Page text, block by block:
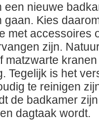
een nieuwe
gaan. Kies
met accessoires
zijn.
matzwarte
Tegelijk is het
te reinigen
de badkamer
dagtaak wordt.